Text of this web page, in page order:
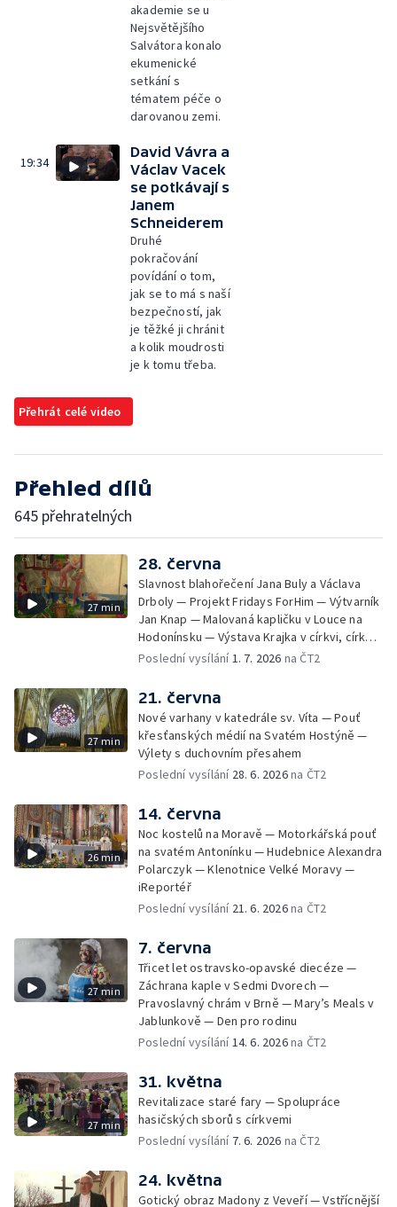
akademie se u
Nejsvětějšího
Salvátora konalo
ekumenické
setkání s
tématem péče o
darovanou zemi.
19:34
David Vávra a
Václav Vacek
se potkávají s
Janem
Schneiderem
Druhé
pokračování
povídání o tom,
jak se to má s naší
bezpečností, jak
je těžké ji chránit
a kolik moudrosti
je k tomu třeba.
Přehrát celé video
Přehled dílů
645 přehratelných
27 min
28. června
Slavnost blahořečení Jana Buly a Václava
Drboly — Projekt Fridays ForHim — Výtvarník
Jan Knap — Malovaná kapličku v Louce na
Hodonínsku — Výstava Krajka v církvi, církev
v krajce, krajka v liturgickém umění —
Poslední vysílání1. 7. 2026 na ČT2
27 min
21. června
Nové varhany v katedrále sv. Víta — Pouť
křesťanských médií na Svatém Hostýně —
Výlety s duchovním přesahem
Poslední vysílání 28. 6. 2026na ČT2
26 min
14. června
Noc kostelů na Moravě — Motorkářská pouť
na svatém Antonínku — Hudebnice Alexandra
Polarczyk — Klenotnice Velké Moravy —
iReportéř
Poslední vysílání 21. 6. 2026na ČT2
27 min
7. června
Třicet let ostravsko-opavské diecéze —
Záchrana kaple v Sedmi Dvorech —
Pravoslavný chrám v Brně — Mary’s Meals v
Jablunkově — Den pro rodinu
Poslední vysílání14. 6. 2026na ČT2
27 min
31. května
Revitalizace staré fary — Spolupráce
hasičských sborů s církvemi
Poslední vysílání 7. 6. 2026 na ČT2
24. května
Gotický obraz Madony z Veveří — Vstřícnější